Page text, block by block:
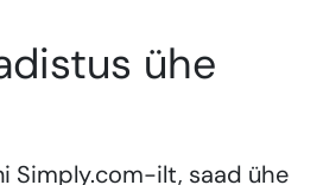
ühe
Simply.com-ilt, saad ühe